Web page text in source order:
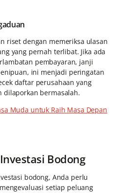
riset dengan memeriksa ulasan
yang pernah terlibat. Jika ada
pembayaran, janji
ini menjadi peringatan
daftar perusahaan yang
dilaporkan bermasalah.
Muda untuk Raih Masa Depan
Bodong
bodong, Anda perlu
setiap peluang